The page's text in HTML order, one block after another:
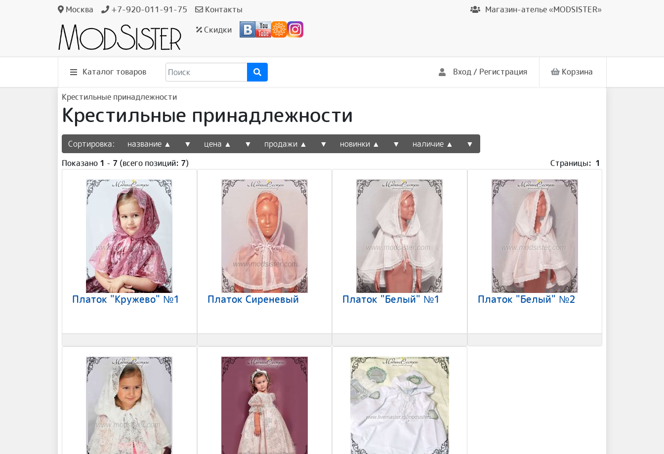
Магазин-ателье «MODSISTER»
Москва +7-920-011-91-75
Контакты
Скидки
Каталог товаров Корзина
Вход / Регистрация
Крестильные принадлежности
Крестильные принадлежности
Сортировка: название ▲ ▼ цена ▲ ▼ продажи ▲ ▼ новинки ▲ ▼ наличие ▲
▼
Страницы: 1
Показано 1 - 7 (всего позиций: 7)
Платок "Кружево" №1 Платок Сиреневый Платок "Белый" №1 Платок "Белый" №2